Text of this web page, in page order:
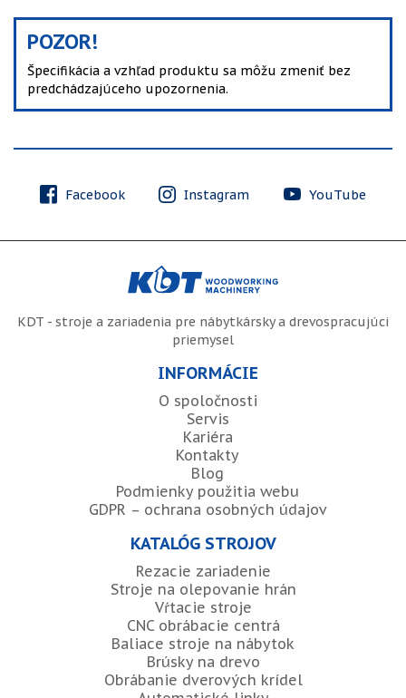
POZOR!
Špecifikácia a vzhľad produktu sa môžu zmeniť bez
predchádzajúceho upozornenia.
Facebook Instagram YouTube
KDT - stroje a zariadenia pre nábytkársky a drevospracujúci
priemysel
INFORMÁCIE
O spoločnosti
Servis
Kariéra
Kontakty
Blog
Podmienky použitia webu
GDPR – ochrana osobných údajov
KATALÓG STROJOV
Rezacie zariadenie
Stroje na olepovanie hrán
Vŕtacie stroje
CNC obrábacie centrá
Baliace stroje na nábytok
Brúsky na drevo
Obrábanie dverových krídel